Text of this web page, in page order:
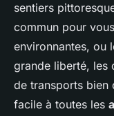
sentiers
commun pour
environnantes, ou
grande liberté, les
de transports bien
facile à toutes les